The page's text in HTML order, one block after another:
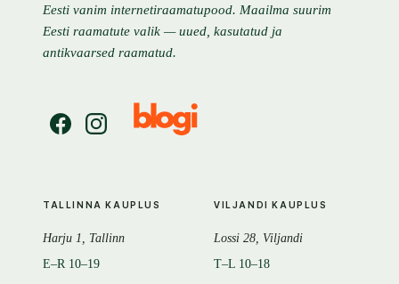
Eesti vanim internetiraamatupood. Maailma suurim
Eesti raamatute valik — uued, kasutatud ja
antikvaarsed raamatud.
TALLINNA KAUPLUS
Harju 1, Tallinn
E–R 10–19
VILJANDI KAUPLUS
Lossi 28, Viljandi
T–L 10–18